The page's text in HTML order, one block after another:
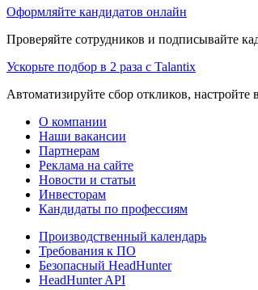
Оформляйте кандидатов онлайн
Проверяйте сотрудников и подписывайте
Ускорьте подбор в 2 раза с Talantix
Автоматизируйте сбор откликов, настройте
О компании
Наши вакансии
Партнерам
Реклама на сайте
Новости и статьи
Инвесторам
Кандидаты по профессиям
Производственный календарь
Требования к ПО
Безопасный HeadHunter
HeadHunter API